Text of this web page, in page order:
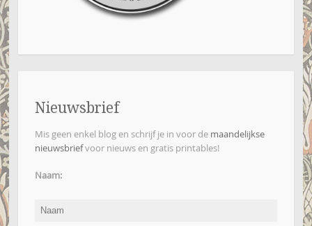
Nieuwsbrief
Mis geen enkel blog en schrijf je in voor de maandelijkse
nieuwsbriefvoor nieuws en gratis printables!
Naam: